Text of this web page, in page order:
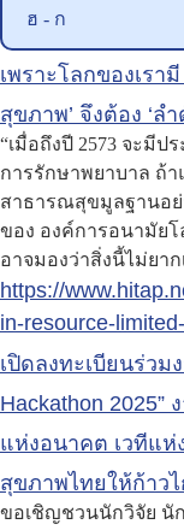
ฮ - ก
เพราะโลกของเรา
สุขภาพ’ จึงต้อง ‘ล
“เมื่อถึงปี 2573 จะมีป
การรักษาพยาบาล ถ้
สาธารณสุขมูลฐานอย่
ของ องค์การอนามัยโ
อาจมองว่าสิ่งนี้ไม่ยา
https://
in-resource-
เปิดลงทะเบียนร่วม
Hackathon
แห่งอนาคต เวทีแห่
สุขภาพไทยให้ก้าว
ขอเชิญชวนนักวิจัย นั